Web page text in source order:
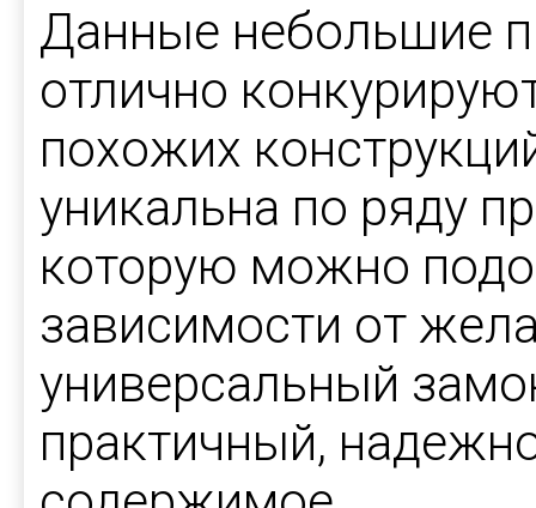
Данные небольшие
отлично
похожих
уникальна по ряду
которую можно
зависимости от
универсальный
практичный,